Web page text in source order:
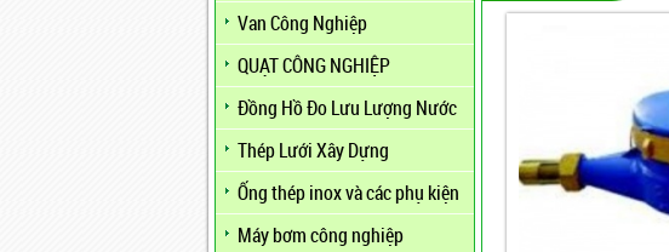
Van Công Nghiệp
QUẠT CÔNG NGHIỆP
Đồng Hồ Đo Lưu Lượng Nước
Thép Lưới Xây Dựng
Ống thép inox và các phụ kiện
Máy bơm công nghiệp